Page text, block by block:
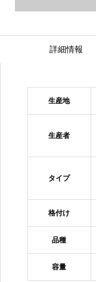
詳細情報
生産地
生産者
タイプ
格付け
品種
容量